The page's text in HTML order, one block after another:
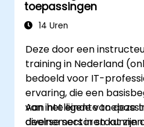
toepassingen
14 Uren
Deze door een
training in Nederland
bedoeld voor IT-
ervaring, die een
van intelligente
diverse sectoren
Aan het einde van deze
deelnemers in staat zijn